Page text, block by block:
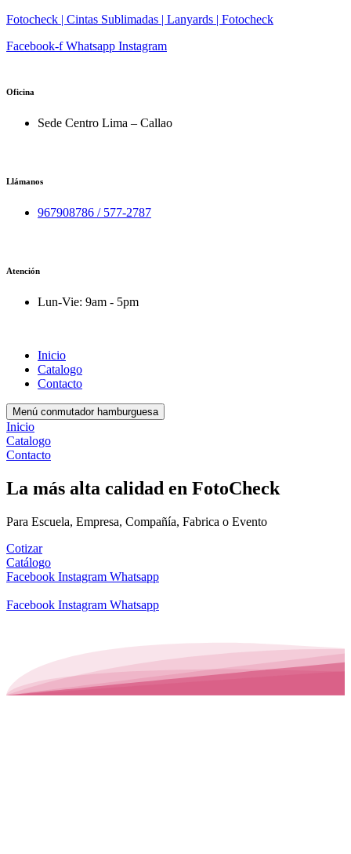
Fotocheck | Cintas Sublimadas | Lanyards | Fotocheck
Facebook-f Whatsapp Instagram
Oficina
Sede Centro Lima – Callao
Llámanos
967908786 / 577-2787
Atención
Lun-Vie: 9am - 5pm
Inicio
Catalogo
Contacto
Menú conmutador hamburguesa
Inicio
Catalogo
Contacto
La más alta calidad en FotoCheck
Para Escuela, Empresa, Compañía, Fabrica o Evento
Cotizar
Catálogo
Facebook Instagram Whatsapp
Facebook Instagram Whatsapp